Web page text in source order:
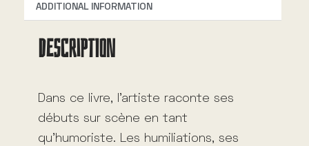
t
ADDITIONAL INFORMATION
DESCRIPTION
Dans ce livre, l’artiste raconte ses
débuts sur scène en tant
qu’humoriste. Les humiliations, ses